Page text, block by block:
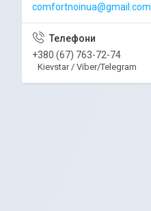
comfortnoinua@gmail.com
+380 (67) 763-72-74
Kievstar / Viber/Telegram